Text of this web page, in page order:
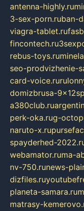
antenna-highly.ru
3-sex-porn.ruban-
viagra-tablet.ru
fincontech.ru
rebus-toys.ru
seo-prodvizhenie-
card-voice.ru
domizbrusa-
a380club.ru
perk-oka.rug-
naruto-x.ru
spayderhed-
webamator.ruma-
nv-750.runews-
dizfiles.ru
planeta-samara.ru
matrasy-